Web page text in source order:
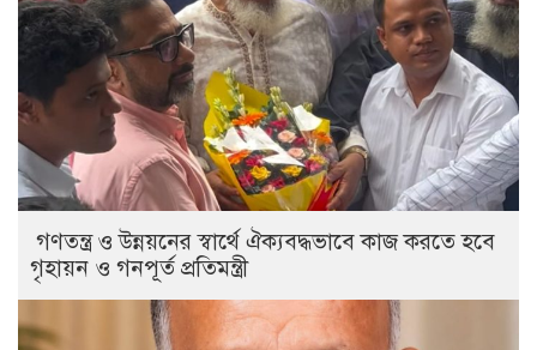
গণতন্ত্র ও উন্নয়নের স্বার্থে ঐক্যবদ্ধভাবে কাজ করতে হবে
গৃহায়ন ও গনপূর্ত প্রতিমন্ত্রী